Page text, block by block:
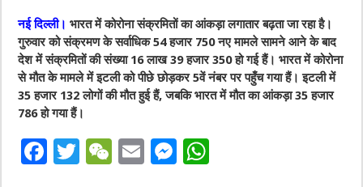
नई दिल्ली। भारत में कोरोना संक्रमितों का आंकड़ा लगातार बढ़ता जा रहा है।
गुरुवार को संक्रमण के सर्वाधिक 54 हजार 750 नए मामले सामने आने के बाद
देश में संक्रमितों की संख्या 16 लाख 39 हजार 350 हो गई हैं। भारत में कोरोना
से मौत के मामले में इटली को पीछे छोड़कर 5वें नंबर पर पहुँच गया हैं। इटली में
35 हजार 132 लोगों की मौत हुई हैं, जबकि भारत में मौत का आंकड़ा 35 हजार
786 हो गया हैं।
F
T
W E
M